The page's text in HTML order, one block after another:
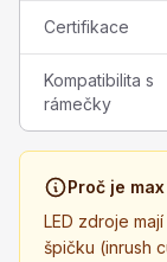
Certifikace
Kompatibilita s
rámečky
Proč je
LED zdroje
špičku (inrush